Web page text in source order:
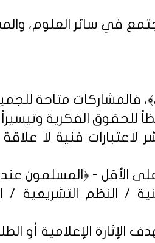
في سائر العلوم،
فنية لا عِلاقة
/ النظم التشريعية /
الإعلامية أو